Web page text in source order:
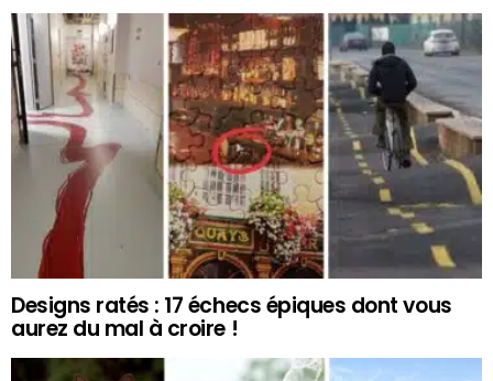
Designs ratés : 17 échecs épiques dont vous
aurez du mal à croire !